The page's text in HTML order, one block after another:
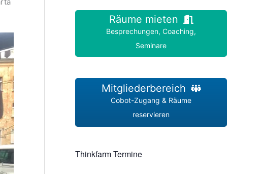
Räume mieten
Besprechungen, Coaching,
Seminare
Mitgliederbereich
Cobot-Zugang & Räume
reservieren
Thinkfarm Termine